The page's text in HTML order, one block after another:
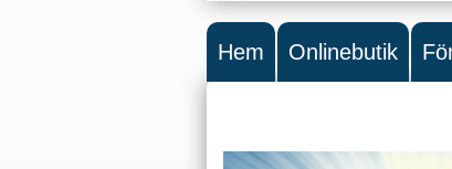
Hem Onlinebutik